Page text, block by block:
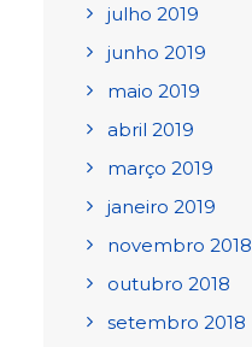
julho 2019
junho 2019
maio 2019
abril 2019
março 2019
janeiro 2019
novembro 2018
outubro 2018
setembro 2018